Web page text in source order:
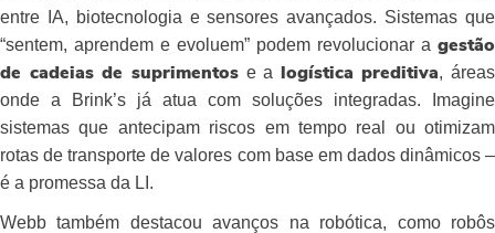
entre IA, biotecnologia e sensores avançados. Sistemas que
“sentem, aprendem e evoluem” podem revolucionar a gestão
de cadeias de suprimentose a logística preditiva, áreas
onde a Brink’s já atua com soluções integradas. Imagine
sistemas que antecipam riscos em tempo real ou otimizam
rotas de transporte de valores com base em dados dinâmicos –
é a promessa da LI.
Webb também destacou avanços na robótica, como robôs